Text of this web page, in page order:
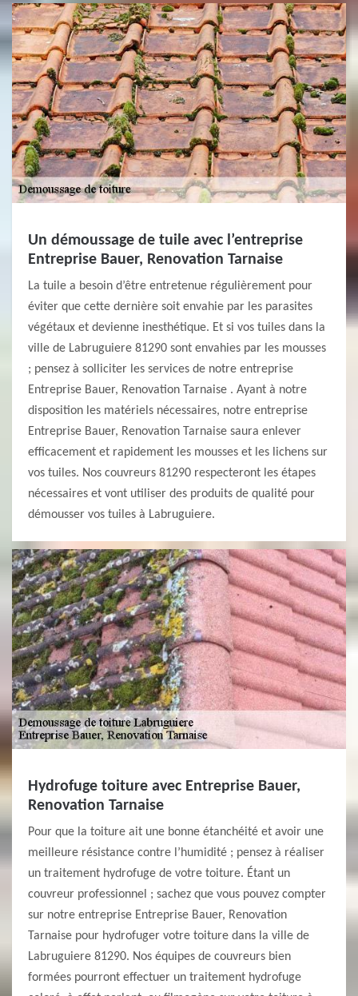
Un démoussage de tuile avec l’entreprise
Entreprise Bauer, Renovation Tarnaise
La tuile a besoin d’être entretenue régulièrement pour
éviter que cette dernière soit envahie par les parasites
végétaux et devienne inesthétique. Et si vos tuiles dans la
ville de Labruguiere 81290 sont envahies par les mousses
; pensez à solliciter les services de notre entreprise
Entreprise Bauer, Renovation Tarnaise . Ayant à notre
disposition les matériels nécessaires, notre entreprise
Entreprise Bauer, Renovation Tarnaise saura enlever
efficacement et rapidement les mousses et les lichens sur
vos tuiles. Nos couvreurs 81290 respecteront les étapes
nécessaires et vont utiliser des produits de qualité pour
démousser vos tuiles à Labruguiere.
Hydrofuge toiture avec Entreprise Bauer,
Renovation Tarnaise
Pour que la toiture ait une bonne étanchéité et avoir une
meilleure résistance contre l’humidité ; pensez à réaliser
un traitement hydrofuge de votre toiture. Étant un
couvreur professionnel ; sachez que vous pouvez compter
sur notre entreprise Entreprise Bauer, Renovation
Tarnaise pour hydrofuger votre toiture dans la ville de
Labruguiere 81290. Nos équipes de couvreurs bien
formées pourront effectuer un traitement hydrofuge